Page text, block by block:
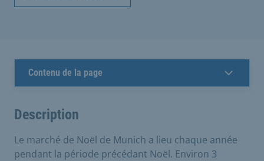
Contenu de la page
Description
Le marché de Noël de Munich a lieu chaque année
pendant la période précédant Noël. Environ 3